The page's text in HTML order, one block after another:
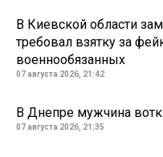
В Киевской области
требовал взятку за
военнообязанных
07 августа 2026, 21:42
В Днепре мужчина
07 августа 2026, 21:35